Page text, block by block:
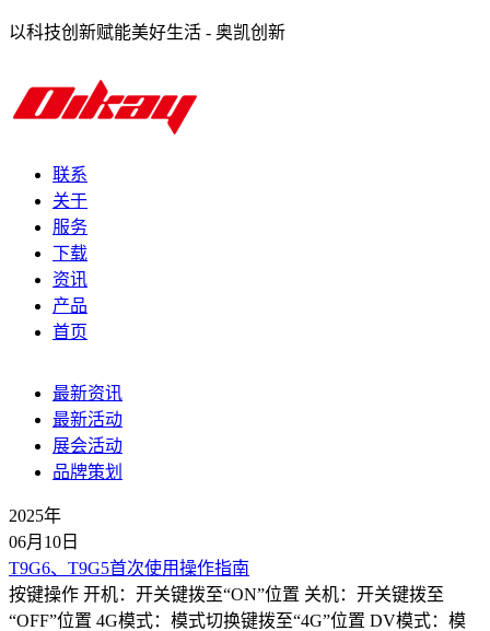
以科技创新赋能美好生活 - 奥凯创新
联系
关于
服务
下载
资讯
产品
首页
最新资讯
最新活动
展会活动
品牌策划
2025年
06月10日
T9G6、T9G5首次使用操作指南
按键操作 开机：开关键拨至“ON”位置 关机：开关键拨至
“OFF”位置 4G模式：模式切换键拨至“4G”位置 DV模式：模